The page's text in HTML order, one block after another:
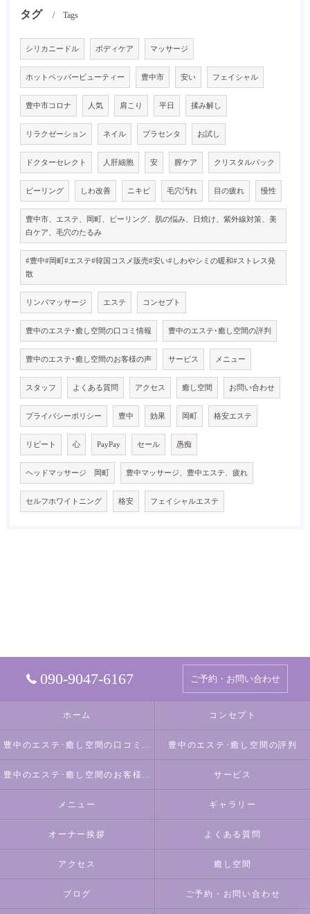
タグ Tags
シリカニードル ボディケア マッサージ
ホットペッパービューティー 豊中市 安い フェイシャル
豊中市コロナ 人気 肩こり 平日 揉み解し
リラクゼーション ネイル プラセンタ お試し
ドクターセレクト 人肝細胞 安 膣ケア クリスタルパック
ピーリング しわ改善 ニキビ 毛穴汚れ 目の疲れ 慢性
豊中市、エステ、岡町、ピーリング、肌の悩み、日焼け、紫外線対策、美
白ケア、毛穴のたるみ
#豊中#岡町#エステ#韓国コスメ販売#安い#しわやシミの暖和#ストレス発
散
リンパマッサージ エステ コンセプト
豊中のエステ･癒し空間の口コミ情報 豊中のエステ･癒し空間の評判
豊中のエステ･癒し空間のお客様の声 サービス メニュー
スタッフ よくある質問 アクセス 癒し空間 お問い合わせ
プライバシーポリシー 豊中 効果 岡町 格安エステ
リピート 心 PayPay セール 愚痴
ヘッドマッサージ 岡町 豊中マッサージ、豊中エステ、疲れ
セルフホワイトニング 格安 フェイシャルエステ
090-9047-6167 ご予約・お問い合わせ
ホーム コンセプト
豊中のエステ･癒し空間の口コミ情報 豊中のエステ･癒し空間の評判
豊中のエステ･癒し空間のお客様の声 サービス
メニュー ギャラリー
オーナー挨拶 よくある質問
アクセス 癒し空間
ブログ ご予約・お問い合わせ